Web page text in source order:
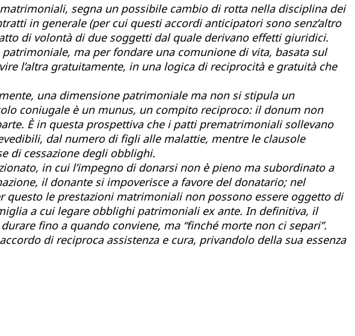
segna un possibile cambio di rotta nella disciplina dei
in generale (per cui questi accordi anticipatori sono senz’altro
di volontà di due soggetti dal quale derivano effetti giuridici.
ma per fondare una comunione di vita, basata sul
l’altra gratuitamente, in una logica di reciprocità e gratuità che
una dimensione patrimoniale ma non si stipula un
coniugale è un munus, un compito reciproco: il donum non
È in questa prospettiva che i patti prematrimoniali sollevano
dal numero di figli alle malattie, mentre le clausole
di cessazione degli obblighi.
in cui l’impegno di donarsi non è pieno ma subordinato a
il donante si impoverisce a favore del donatario; nel
le prestazioni matrimoniali non possono essere oggetto di
a cui legare obblighi patrimoniali ex ante. In definitiva, il
fino a quando conviene, ma “finché morte non ci separi”.
di reciproca assistenza e cura, privandolo della sua essenza